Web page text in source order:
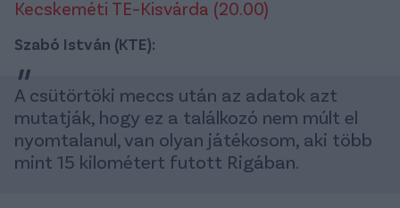
Kecskeméti TE–Kisvárda (20.00)
Szabó István (KTE):
A csütörtöki meccs után az adatok azt
mutatják, hogy ez a találkozó nem múlt el
nyomtalanul, van olyan játékosom, aki több
mint 15 kilométert futott Rigában.